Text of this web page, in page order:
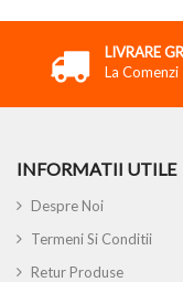
LIVRARE
La
INFORMATII UTILE
Despre Noi
Termeni Si Conditii
Retur Produse